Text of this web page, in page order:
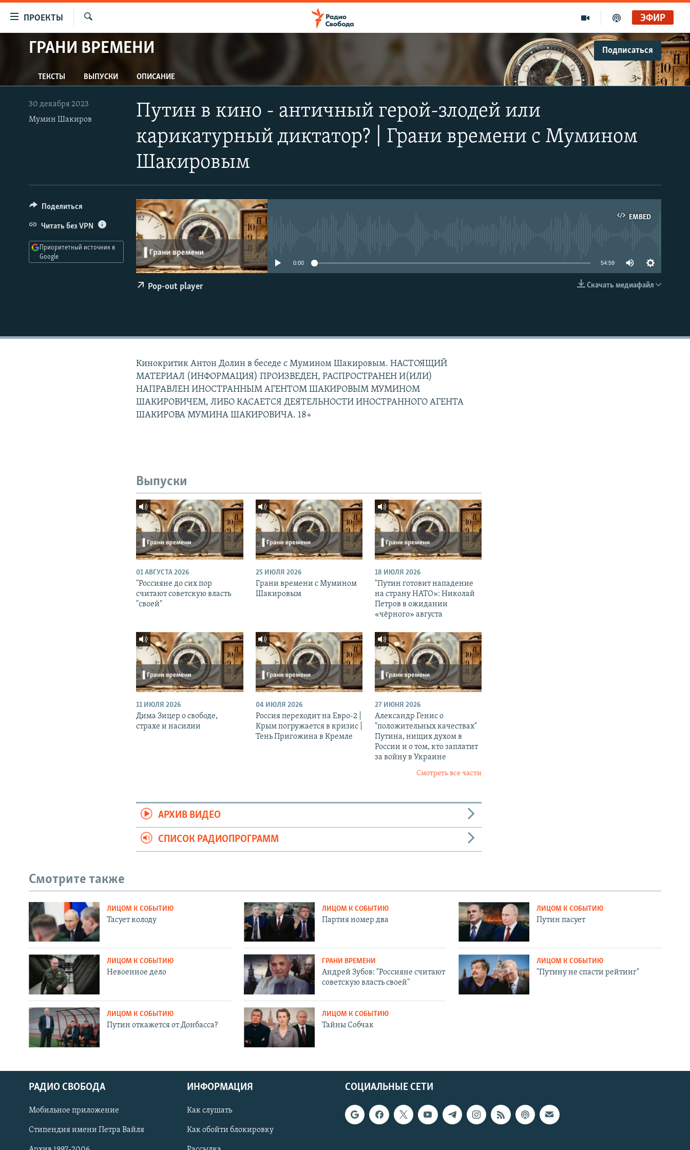
упрощенного
Вернуться
к
основному
содержанию
Вернутся
ПРОЕКТЫ
ПРОГРАММЫ
АВТОРСКИЕ ПРОЕКТЫ
ЦИТАТЫ СВОБОДЫ
МНЕНИЯ
СИБИРЬ.РЕАЛИИ
РАСПИСАНИЕ ВЕЩАНИЯ
ПОДПИШИТЕСЬ НА РАССЫЛКУ
СОЦИАЛЬНЫЕ СЕТИ
ЭФИР
ГРАНИ ВРЕМЕНИ Подписаться
CastBox
ТЕКСТЫ ВЫПУСКИ ОПИСАНИЕ
Путин в кино - античный герой-злодей или
карикатурный диктатор? | Грани времени с Мумином
Шакировым
30 декабря 2023
Мумин Шакиров
EMBED
EMBED
0:00 54:59
Скачать медиафайл
Pop-out player
Поделиться
Читать без VPN
Приоритетный источник в
Google
Кинокритик Антон Долин в беседе с Мумином Шакировым. НАСТОЯЩИЙ
МАТЕРИАЛ (ИНФОРМАЦИЯ) ПРОИЗВЕДЕН, РАСПРОСТРАНЕН И(ИЛИ)
НАПРАВЛЕН ИНОСТРАННЫМ АГЕНТОМ ШАКИРОВЫМ МУМИНОМ
ШАКИРОВИЧЕМ, ЛИБО КАСАЕТСЯ ДЕЯТЕЛЬНОСТИ ИНОСТРАННОГО АГЕНТА
ШАКИРОВА МУМИНА ШАКИРОВИЧА. 18+
Выпуски
01 АВГУСТА 2026
"Россияне до сих пор
считают советскую власть
"своей"
25 ИЮЛЯ 2026
Грани времени с Мумином
Шакировым
18 ИЮЛЯ 2026
"Путин готовит нападение
на страну НАТО»: Николай
Петров в ожидании
«чёрного» августа
11 ИЮЛЯ 2026
Дима Зицер о свободе,
страхе и насилии
04 ИЮЛЯ 2026
Россия переходит на Евро-2 |
Крым погружается в кризис |
Тень Пригожина в Кремле
27 ИЮНЯ 2026
Александр Генис о
"положительных качествах"
Путина, нищих духом в
России и о том, кто заплатит
за войну в Украине
Смотреть все части
АРХИВ ВИДЕО
СПИСОК РАДИОПРОГРАММ
Смотрите также
ЛИЦОМ К СОБЫТИЮ
Тасует колоду
ЛИЦОМ К СОБЫТИЮ
Партия номер два
ЛИЦОМ К СОБЫТИЮ
Путин пасует
ЛИЦОМ К СОБЫТИЮ
Невоенное дело
ГРАНИ ВРЕМЕНИ
Андрей Зубов: "Россияне считают
советскую власть своей"
ЛИЦОМ К СОБЫТИЮ
"Путину не спасти рейтинг"
ЛИЦОМ К СОБЫТИЮ
Путин откажется от Донбасса?
ЛИЦОМ К СОБЫТИЮ
Тайны Собчак
СОЦИАЛЬНЫЕ СЕТИ
РАДИО СВОБОДА
Мобильное приложение
Стипендия имени Петра Вайля
ИНФОРМАЦИЯ
Как слушать
Как обойти блокировку